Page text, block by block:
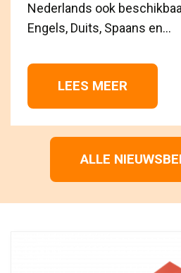
Nederlands ook
Engels, Duits, Spaans en...
LEES MEER
ALLE